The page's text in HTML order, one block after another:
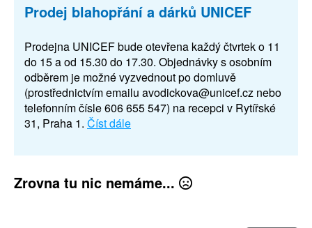
Prodej blahopřání a dárků UNICEF
Prodejna UNICEF bude otevřena každý čtvrtek o 11
do 15 a od 15.30 do 17.30. Objednávky s osobním
odběrem je možné vyzvednout po domluvě
(prostřednictvím emailu avodickova@unicef.cz nebo
telefonním čísle 606 655 547) na recepci v Rytířské
31, Praha 1. Číst dále
Zrovna tu nic nemáme...